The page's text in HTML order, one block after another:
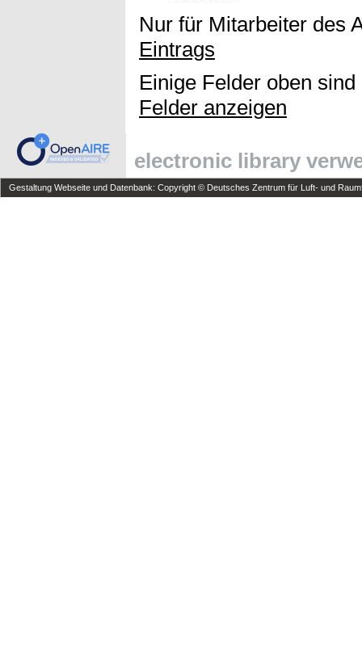
Nur für Mitarbeiter des
Eintrags
Einige Felder oben
Felder anzeigen
electronic library
Gestaltung Webseite und Datenbank: Copyright © Deutsches Zentrum für Luft- und